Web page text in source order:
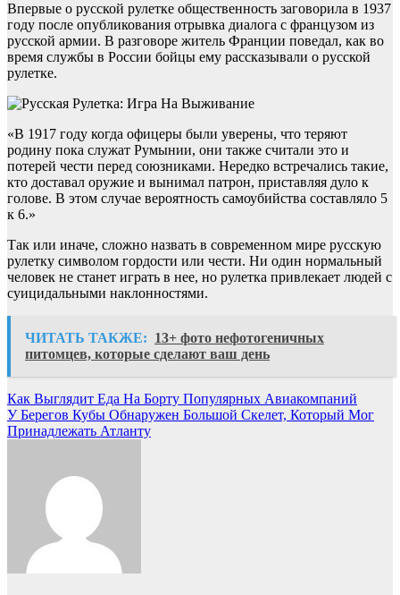
Впервые о русской рулетке общественность заговорила в 1937
году после опубликования отрывка диалога с французом из
русской армии. В разговоре житель Франции поведал, как во
время службы в России бойцы ему рассказывали о русской
рулетке.
«В 1917 году когда офицеры были уверены, что теряют
родину пока служат Румынии, они также считали это и
потерей чести перед союзниками. Нередко встречались такие,
кто доставал оружие и вынимал патрон, приставляя дуло к
голове. В этом случае вероятность самоубийства составляло 5
к 6.»
Так или иначе, сложно назвать в современном мире русскую
рулетку символом гордости или чести. Ни один нормальный
человек не станет играть в нее, но рулетка привлекает людей с
суицидальными наклонностями.
ЧИТАТЬ ТАКЖЕ: 13+ фото нефотогеничных
питомцев, которые сделают ваш день
Навигация
по
Как Выглядит Еда На Борту Популярных Авиакомпаний
У Берегов Кубы Обнаружен Большой Скелет, Который Мог
Принадлежать Атланту